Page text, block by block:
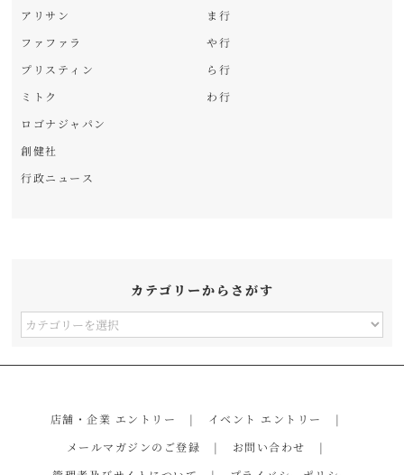
アリサン
ファファラ
プリスティン
ミトク
ロゴナジャパン
創健社
行政ニュース
ま行
や行
ら行
わ行
カテゴリーからさがす
カ
店舗・企業 エントリー
イベント エントリー
メールマガジンのご登録
お問い合わせ